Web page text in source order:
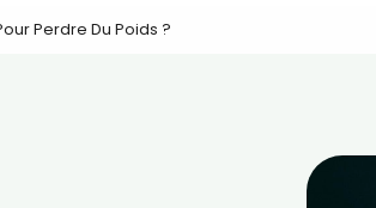
Perdre Du Poids ?